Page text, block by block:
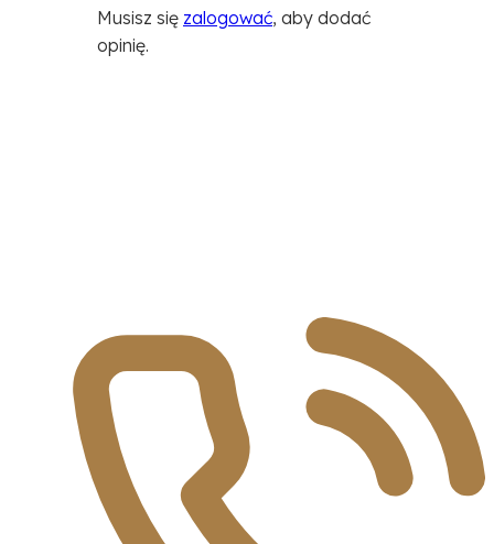
Musisz się zalogować, aby dodać
opinię.